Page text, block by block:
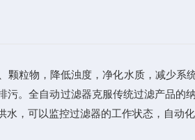
颗粒物，降低浊度，净化水质，减少
。全自动过滤器克服传统过滤产品
，可以监控过滤器的工作状态，自动化